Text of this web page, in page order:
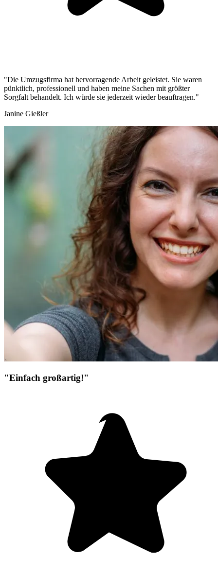
"Die Umzugsfirma hat hervorragende Arbeit geleistet. Sie waren
pünktlich, professionell und haben meine Sachen mit größter
Sorgfalt behandelt. Ich würde sie jederzeit wieder beauftragen."
Janine Gießler
"Einfach großartig!"